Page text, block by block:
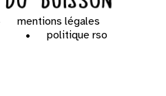
mentions légales
politique rso